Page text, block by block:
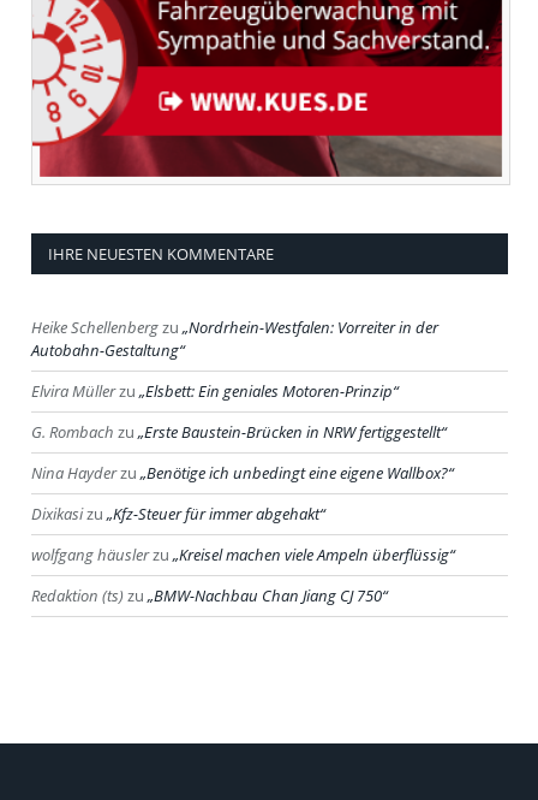
IHRE NEUESTEN KOMMENTARE
Heike Schellenbergzu Nordrhein-Westfalen: Vorreiter in der
Autobahn-Gestaltung
Elvira Müllerzu Elsbett: Ein geniales Motoren-Prinzip
G. Rombach zu Erste Baustein-Brücken in NRW fertiggestellt
Nina Hayderzu Benötige ich unbedingt eine eigene Wallbox?
Dixikasizu Kfz-Steuer für immer abgehakt
wolfgang häuslerzu Kreisel machen viele Ampeln überflüssig
Redaktion (ts) zu BMW-Nachbau Chan Jiang CJ 750